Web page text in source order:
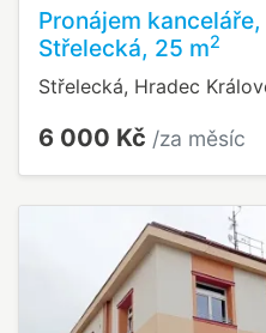
Pronájem
Střelecká, 25 m2
Střelecká, Hradec
6 000 Kč /za měsíc